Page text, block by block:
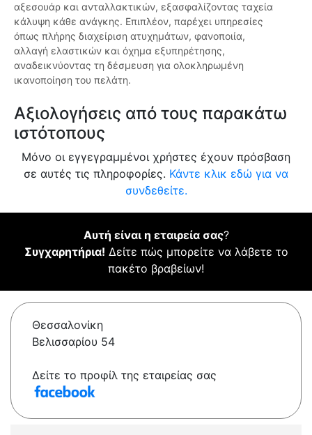
αξεσουάρ και ανταλλακτικών, εξασφαλίζοντας ταχεία
κάλυψη κάθε ανάγκης. Επιπλέον, παρέχει υπηρεσίες
όπως πλήρης διαχείριση ατυχημάτων, φανοποιία,
αλλαγή ελαστικών και όχημα εξυπηρέτησης,
αναδεικνύοντας τη δέσμευση για ολοκληρωμένη
ικανοποίηση του πελάτη.
Αξιολογήσεις από τους παρακάτω
ιστότοπους
Μόνο οι εγγεγραμμένοι χρήστες έχουν πρόσβαση
σε αυτές τις πληροφορίες. Κάντε κλικ εδώ για να
συνδεθείτε.
Αυτή είναι η εταιρεία σας?
Συγχαρητήρια! Δείτε πώς μπορείτε να λάβετε το
πακέτο βραβείων!
Θεσσαλονίκη
Βελισσαρίου 54
Δείτε το προφίλ της εταιρείας σας